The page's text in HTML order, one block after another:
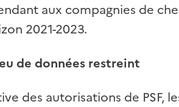
aux compagnies de
2021-2023.
de données restreint
des autorisations de PSF,